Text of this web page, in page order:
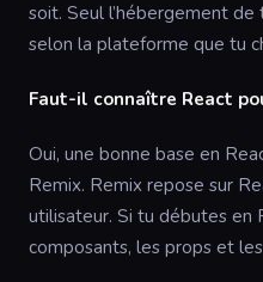
soit. Seul l’hébergement
selon la plateforme que tu
Faut-il connaître React
Oui, une bonne base en
Remix. Remix repose sur
utilisateur. Si tu débutes en
composants, les props et